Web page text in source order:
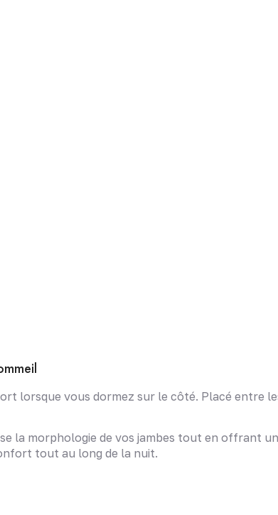
lorsque vous dormez sur le côté. Placé entre
la morphologie de vos jambes tout en offrant
tout au long de la nuit.